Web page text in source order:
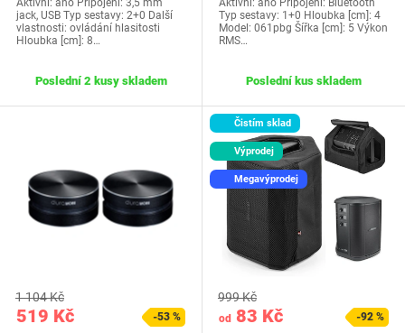
Aktivní: ano Připojení: 3,5 mm
jack, USB Typ sestavy: 2+0 Další
vlastnosti: ovládání hlasitosti
Hloubka [cm]: 8…
Poslední 2 kusy skladem
Aktivní: ano Připojení: Bluetooth
Typ sestavy: 1+0 Hloubka [cm]: 4
Model: 061pbg Šířka [cm]: 5 Výkon
RMS…
Poslední kus skladem
519 Kč
1 104 Kč
-53 %
Čistím sklad
Výprodej
Megavýprodej
od 83 Kč
999 Kč
-92 %